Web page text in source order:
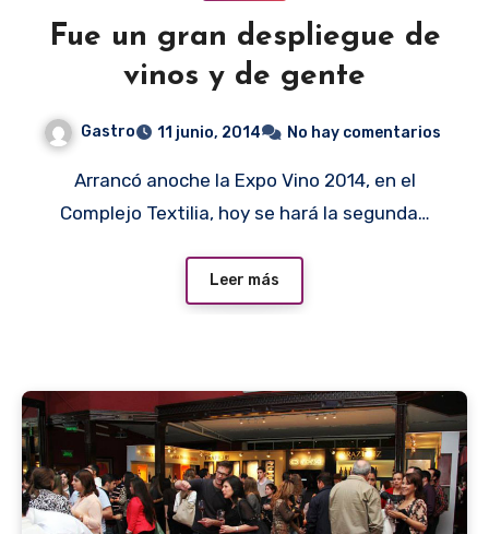
Fue un gran despliegue de
vinos y de gente
Gastro 11 junio, 2014 No hay comentarios
Arrancó anoche la Expo Vino 2014, en el
Complejo Textilia, hoy se hará la segunda…
Leer más